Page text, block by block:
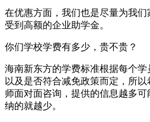
在优惠方面，我们也是尽量为我
受到高额的企业助学金。
你们学校学费有多少，贵不贵？
海南新东方的学费标准根据每个
以及是否符合减免政策而定，所
师面对面咨询，提供的信息越多
纳的就越少。